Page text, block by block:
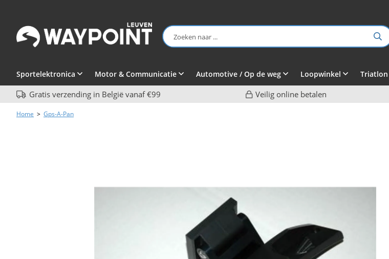
Sportelektronica Motor & Communicatie Automotive / Op de weg Loopwinkel Triatlon
Gratis verzending in België vanaf €99 Veilig online betalen
Home > Gps-A-Pan